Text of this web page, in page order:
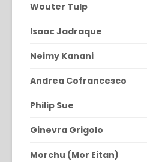
Wouter Tulp
Isaac Jadraque
Neimy Kanani
Andrea Cofrancesco
Philip Sue
Ginevra Grigolo
Morchu (Mor Eitan)